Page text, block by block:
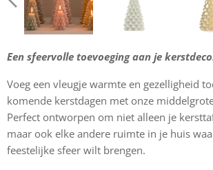
Een sfeervolle toevoeging aan je
Voeg een vleugje warmte en gezelligheid
komende kerstdagen met onze
Perfect ontworpen om niet alleen je
maar ook elke andere ruimte in je huis
feestelijke sfeer wilt brengen.